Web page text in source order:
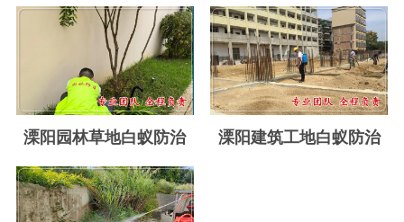
天台白蚁防治
广州白蚁防治
东莞白蚁防治
佛山白蚁防治
深圳白蚁防治
溧阳园林草地白蚁防治 溧阳建筑工地白蚁防治